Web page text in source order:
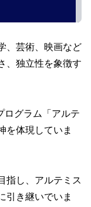
、芸術、映画など
、独立性を象徴す
ログラム「アルテ
を体現していま
指し、アルテミス
引き継いでいま